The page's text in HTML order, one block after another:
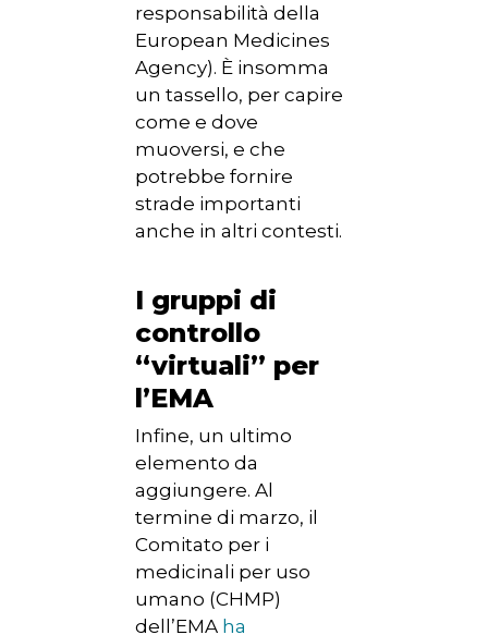
responsabilità della
European Medicines
Agency). È insomma
un tassello, per capire
come e dove
muoversi, e che
potrebbe fornire
strade importanti
anche in altri contesti.
I gruppi di
controllo
“virtuali” per
l’EMA
Infine, un ultimo
elemento da
aggiungere. Al
termine di marzo, il
Comitato per i
medicinali per uso
umano (CHMP)
dell’EMA ha